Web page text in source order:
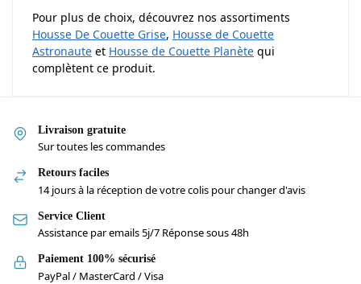
Pour plus de choix, découvrez nos assortiments
Housse De Couette Grise, Housse de Couette
Astronaute et Housse de Couette Planète qui
complètent ce produit.
Livraison gratuite
Sur toutes les commandes
Retours faciles
14 jours à la réception de votre colis pour changer d'avis
Service Client
Assistance par emails 5j/7 Réponse sous 48h
Paiement 100% sécurisé
PayPal / MasterCard / Visa